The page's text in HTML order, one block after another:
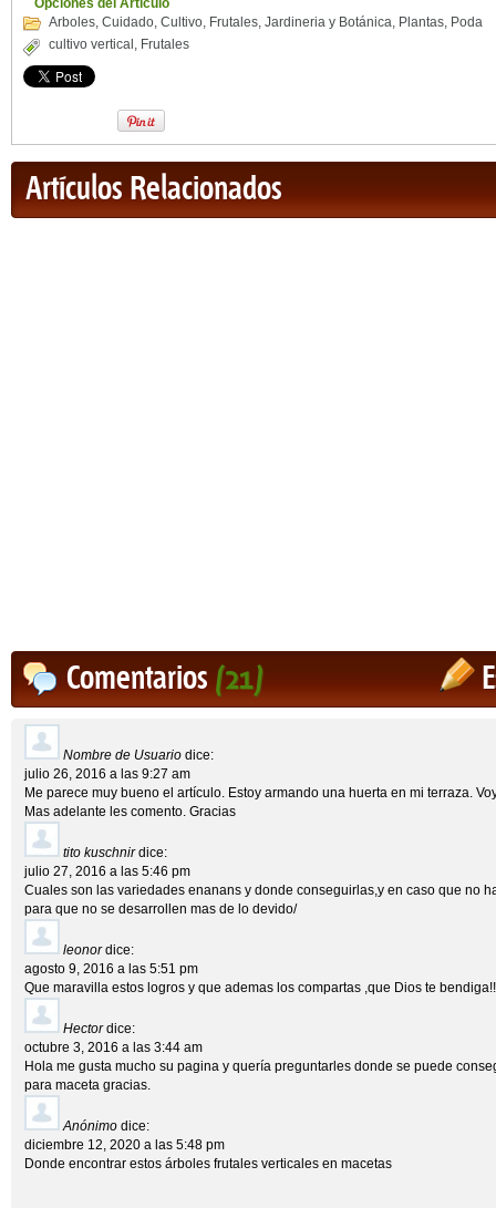
Opciones del Artículo
Arboles, Cuidado, Cultivo, Frutales, Jardineria y Botánica, Plantas, Poda
cultivo vertical , Frutales
Artículos Relacionados
Comentarios(21)
Nombre de Usuario dice:
julio 26, 2016 a las 9:27 am
Me parece muy bueno el artículo. Estoy armando una huerta en mi terraza.
Mas adelante les comento. Gracias
tito kuschnir dice:
julio 27, 2016 a las 5:46 pm
Cuales son las variedades enanans y donde conseguirlas,y en caso que no
para que no se desarrollen mas de lo devido/
leonor dice:
agosto 9, 2016 a las 5:51 pm
Que maravilla estos logros y que ademas los compartas ,que Dios te bendiga!!
Hector dice:
octubre 3, 2016 a las 3:44 am
Hola me gusta mucho su pagina y quería preguntarles donde se puede
para maceta gracias.
Anónimo dice:
diciembre 12, 2020 a las 5:48 pm
Donde encontrar estos árboles frutales verticales en macetas